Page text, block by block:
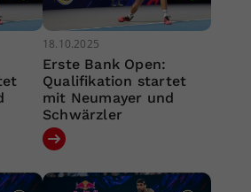
18.10.2025
Erste Bank Open:
Qualifikation startet
mit Neumayer und
Schwärzler